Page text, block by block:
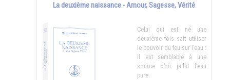
La deuxième naissance - Amour, Sagesse, Vérité
Celui qui est né une
deuxième fois sait utiliser
le pouvoir du feu sur l’eau :
il est semblable à une
source d’où jaillit l’eau
pure.